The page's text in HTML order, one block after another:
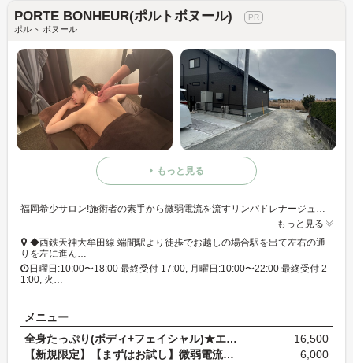
PORTE BONHEUR(ポルトボヌール)
ポルト ボヌール
もっと見る
福岡希少サロン!施術者の素手から微弱電流を流すリンパドレナージュ「エナジーボディケア」が人気の隠れ家的プライベートサロン☆
もっと見る
◆西鉄天神大牟田線 端間駅より徒歩でお越しの場合駅を出て左右の通
りを左に進ん…
日曜日:10:00〜18:00 最終受付 17:00, 月曜日:10:00〜22:00 最終受付 2
1:00, 火…
メニュー
全身たっぷり(ボディ+フェイシャル)★エナジーボディ…
16,500
【新規限定】【まずはお試し】微弱電流リンパマッサ…
6,000